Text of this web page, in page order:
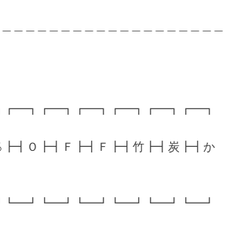
＿＿＿＿＿＿＿＿＿＿＿＿＿＿＿＿
Ｏ┣┫Ｆ┣┫Ｆ┣┫竹┣┫炭┣┫か